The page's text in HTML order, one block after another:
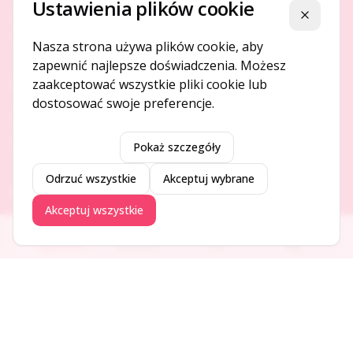
Platforma ogłoszeń i firm, która łączy ludzi i rozwija biznes
O NAS
DODAJ I PROMUJ
Dodaj ogłoszenie
Dodaj firmę
Ogłoszenia Aktualności Firmy Blog
Ustawienia plików cookie Zamknij
Nasza strona używa plików cookie, aby
zapewnić najlepsze doświadczenia. Możesz
zaakceptować wszystkie pliki cookie lub
dostosować swoje preferencje.
Pokaż szczegóły
Odrzuć wszystkie Akceptuj wybrane
Akceptuj wszystkie